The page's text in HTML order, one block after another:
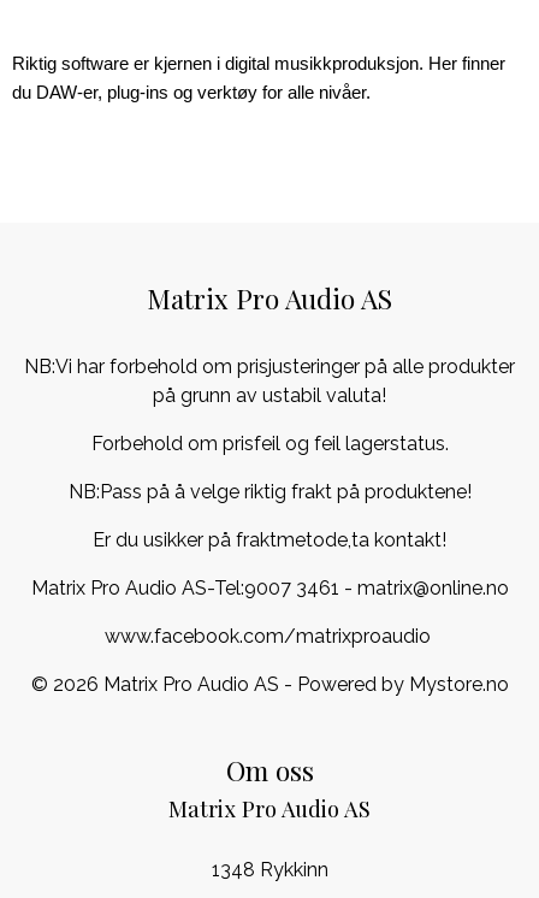
Riktig software er kjernen i digital musikkproduksjon. Her finner
du DAW-er, plug-ins og verktøy for alle nivåer.
Matrix Pro Audio AS
NB:Vi har forbehold om prisjusteringer på alle produkter
på grunn av ustabil valuta!
Forbehold om prisfeil og feil lagerstatus.
NB:Pass på å velge riktig frakt på produktene!
Er du usikker på fraktmetode,ta kontakt!
Matrix Pro Audio AS-Tel:9007 3461 - matrix@online.no
www.facebook.com/matrixproaudio
© 2026 Matrix Pro Audio AS - Powered by Mystore.no
Om oss
Matrix Pro Audio AS
1348 Rykkinn